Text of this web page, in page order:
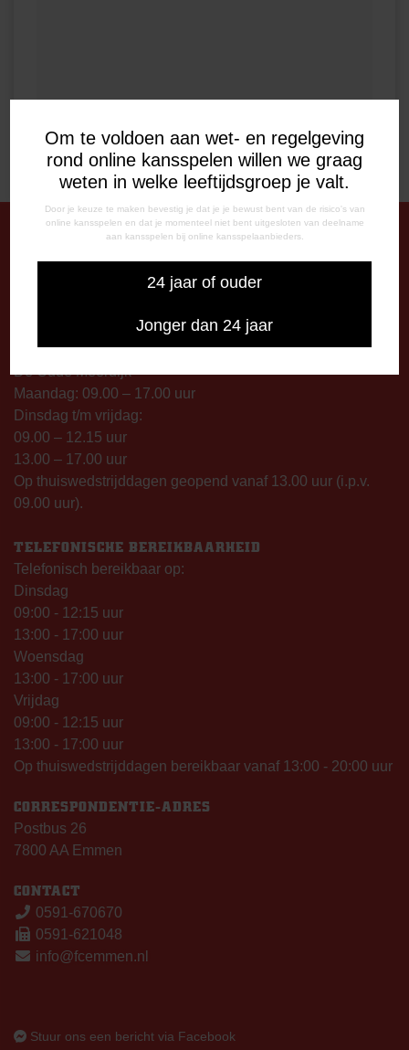
Om te voldoen aan wet- en regelgeving
rond online kansspelen willen we graag
weten in welke leeftijdsgroep je valt.
Door je keuze te maken bevestig je dat je je bewust bent van de risico's van
online kansspelen en dat je momenteel niet bent uitgesloten van deelname
aan kansspelen bij online kansspelaanbieders.
24 jaar of ouder
Jonger dan 24 jaar
DE OUDE MEERDIJK
OPENINGSTIJDEN
De Oude Meerdijk
Maandag: 09.00 – 17.00 uur
Dinsdag t/m vrijdag:
09.00 – 12.15 uur
13.00 – 17.00 uur
Op thuiswedstrijddagen geopend vanaf 13.00 uur (i.p.v.
09.00 uur).
TELEFONISCHE BEREIKBAARHEID
Telefonisch bereikbaar op:
Dinsdag
09:00 - 12:15 uur
13:00 - 17:00 uur
Woensdag
13:00 - 17:00 uur
Vrijdag
09:00 - 12:15 uur
13:00 - 17:00 uur
Op thuiswedstrijddagen bereikbaar vanaf 13:00 - 20:00 uur
CORRESPONDENTIE-ADRES
Postbus 26
7800 AA Emmen
CONTACT
0591-670670
0591-621048
info@fcemmen.nl
Stuur ons een bericht via Facebook